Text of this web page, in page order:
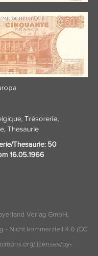
Trésorerie,
Thesaurie
Thesaurie: 50
16.05.1966
Verlag GmbH,
- Nicht kommerziell 4.0 (CC
licenses/by-